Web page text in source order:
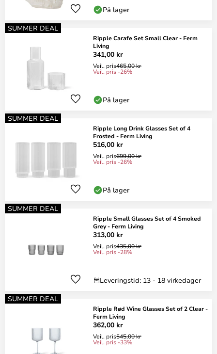
På lager
SUMMER DEAL
Ripple Carafe Set Small Clear - Ferm
Living
341,00 kr
Veil. pris465,00 kr
Veil. pris -26%
På lager
SUMMER DEAL
Ripple Long Drink Glasses Set of 4
Frosted - Ferm Living
516,00 kr
Veil. pris699,00 kr
Veil. pris -26%
På lager
SUMMER DEAL
Ripple Small Glasses Set of 4 Smoked
Grey - Ferm Living
313,00 kr
Veil. pris435,00 kr
Veil. pris -28%
Leveringstid: 13 - 18 virkedager
SUMMER DEAL
Ripple Rød Wine Glasses Set of 2 Clear -
Ferm Living
362,00 kr
Veil. pris545,00 kr
Veil. pris -33%